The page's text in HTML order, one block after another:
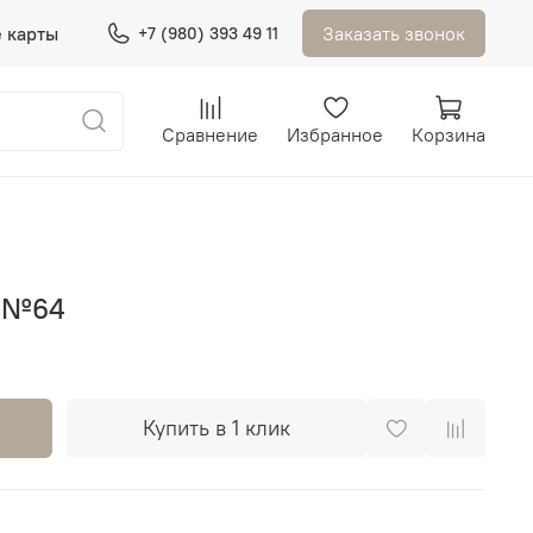
карты +7 (980) 393 49 11 Заказать звонок
Сравнение Избранное Корзина
№64
Купить в 1 клик